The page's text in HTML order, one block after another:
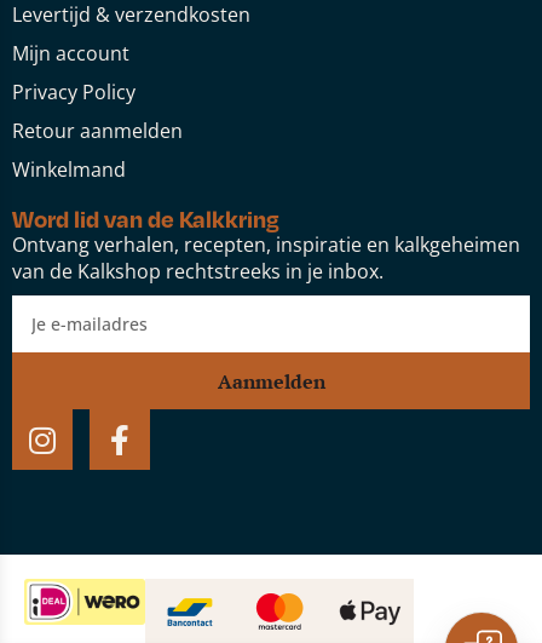
Levertijd & verzendkosten
Mijn account
Privacy Policy
Retour aanmelden
Winkelmand
Word lid van de Kalkkring
Ontvang verhalen, recepten, inspiratie en kalkgeheimen
van de Kalkshop rechtstreeks in je inbox.
Aanmelden